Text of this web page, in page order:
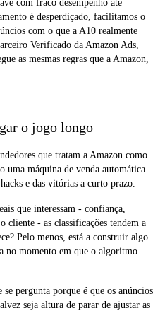
com fraco desempenho até
é desperdiçado, facilitamos o
com o que a A10 realmente
Verificado da Amazon Ads,
as mesmas regras que a Amazon,
o jogo longo
que tratam a Amazon como
uma máquina de venda automática.
e das vitórias a curto prazo.
que interessam - confiança,
cliente - as classificações tendem a
Pelo menos, está a construir algo
no momento em que o algoritmo
se pergunta porque é que os anúncios
seja altura de parar de ajustar as